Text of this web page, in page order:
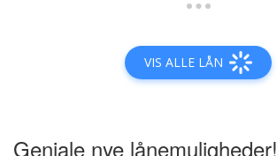
Geniale nye lånemuligheder!